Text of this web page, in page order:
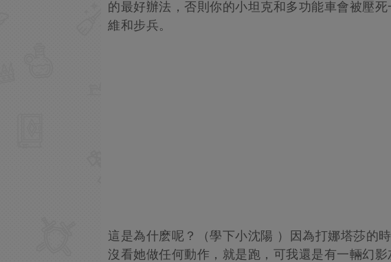
的最好辦法，否則你的小坦克和多功能車會被壓
維和步兵。
這是為什麽呢？（學下小沈陽 ）因為打娜塔莎的
沒看她做任何動作，就是跑，可我還是有一輛幻